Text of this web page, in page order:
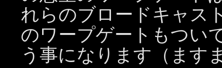
れらのブロードキャス
のワープゲートもつい
う事になります（ます